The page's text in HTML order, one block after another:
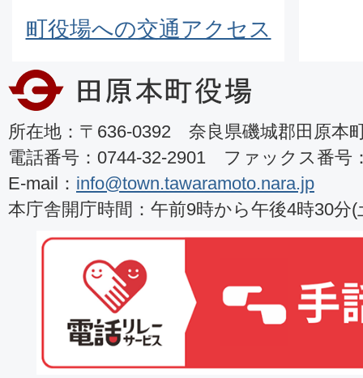
町役場への交通アクセス
所在地：〒636-0392 奈良県磯城郡田原本
電話番号：0744-32-2901 ファックス番号
E-mail： info@town.tawaramoto.nara.jp
本庁舎開庁時間：午前9時から午後4時30分